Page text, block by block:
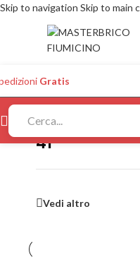
Skip to navigation Skip to main
Gratis
41
Vedi altro